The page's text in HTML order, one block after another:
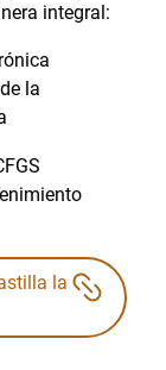
integral:
la
la